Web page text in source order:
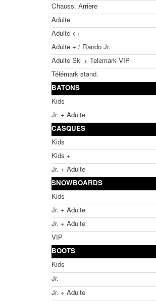
Chauss. Arrière
Adulte
Adulte <+
Adulte + / Rando Jr.
Adulte Ski + Telemark VIP
Télémark stand.
BATONS
Kids
Jr. + Adulte
CASQUES
Kids
Kids +
Jr. + Adulte
SNOWBOARDS
Kids
Jr. + Adulte
Jr. + Adulte
VIP
BOOTS
Kids
Jr.
Jr. + Adulte